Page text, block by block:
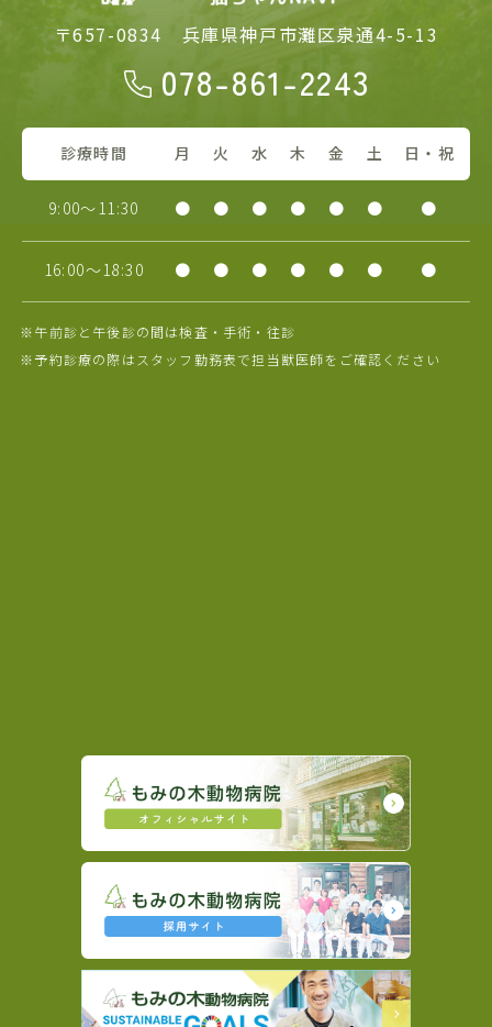
〒657-0834 兵庫県神戸市灘区泉通4-5-13
078-861-2243
診療時間 月 火 水 木 金 土 日・祝
9:00～11:30 ● ● ● ● ● ● ●
16:00～18:30 ● ● ● ● ● ● ●
※午前診と午後診の間は検査・手術・往診
※予約診療の際はスタッフ勤務表で担当獣医師をご確認ください